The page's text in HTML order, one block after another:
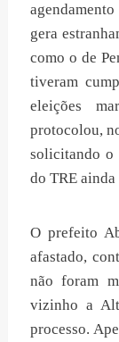
gera
como o de
tiveram
eleições
protocolou,
solicitando o
do TRE
O prefeito
afastado,
não foram
vizinho a
processo.